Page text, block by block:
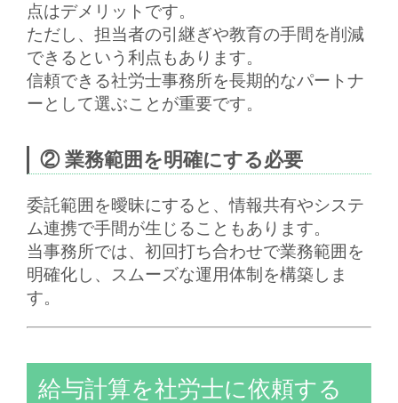
点はデメリットです。
ただし、担当者の引継ぎや教育の手間を削減
できるという利点もあります。
信頼できる社労士事務所を長期的なパートナ
ーとして選ぶことが重要です。
② 業務範囲を明確にする必要
委託範囲を曖昧にすると、情報共有やシステ
ム連携で手間が生じることもあります。
当事務所では、初回打ち合わせで業務範囲を
明確化し、スムーズな運用体制を構築 しま
す。
給与計算を社労士に依頼する